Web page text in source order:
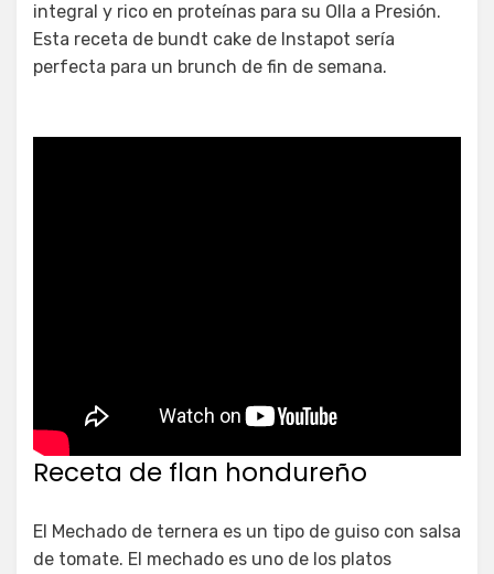
integral y rico en proteínas para su Olla a Presión.
Esta receta de bundt cake de Instapot sería
perfecta para un brunch de fin de semana.
Receta de flan hondureño
El Mechado de ternera es un tipo de guiso con salsa
de tomate. El mechado es uno de los platos